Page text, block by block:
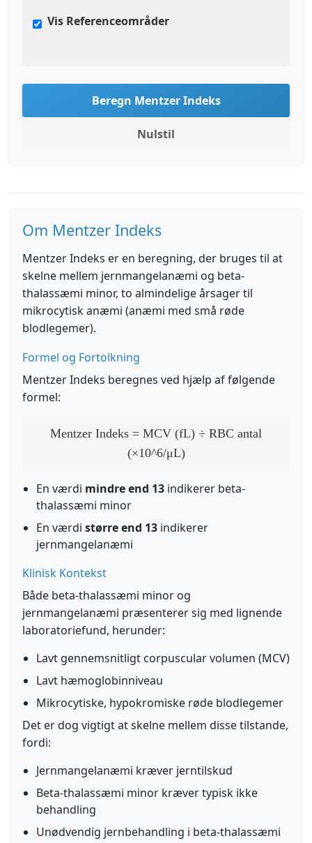
Vis Referenceområder
Beregn Mentzer Indeks
Nulstil
Om Mentzer Indeks
Mentzer Indeks er en beregning, der bruges til at
skelne mellem jernmangelanæmi og beta-
thalassæmi minor, to almindelige årsager til
mikrocytisk anæmi (anæmi med små røde
blodlegemer).
Formel og Fortolkning
Mentzer Indeks beregnes ved hjælp af følgende
formel:
Mentzer Indeks = MCV (fL) ÷ RBC antal
(×10^6/μL)
En værdi mindre end 13 indikerer beta-
thalassæmi minor
En værdi større end 13 indikerer
jernmangelanæmi
Klinisk Kontekst
Både beta-thalassæmi minor og
jernmangelanæmi præsenterer sig med lignende
laboratoriefund, herunder:
Lavt gennemsnitligt corpuscular volumen (MCV)
Lavt hæmoglobinniveau
Mikrocytiske, hypokromiske røde blodlegemer
Det er dog vigtigt at skelne mellem disse tilstande,
fordi:
Jernmangelanæmi kræver jerntilskud
Beta-thalassæmi minor kræver typisk ikke
behandling
Unødvendig jernbehandling i beta-thalassæmi